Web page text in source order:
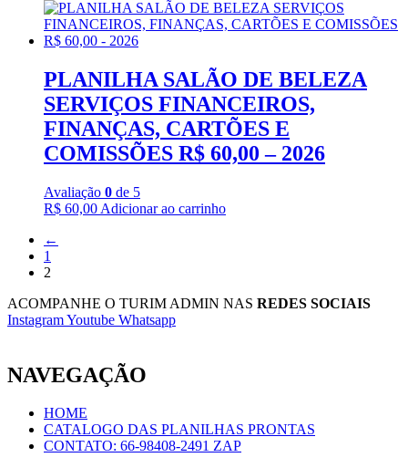
PLANILHA SALÃO DE BELEZA
SERVIÇOS FINANCEIROS,
FINANÇAS, CARTÕES E
COMISSÕES R$ 60,00 – 2026
Avaliação 0 de 5
R$ 60,00 Adicionar ao carrinho
←
1
2
ACOMPANHE O TURIM ADMIN NAS REDES SOCIAIS
InstagramYoutube Whatsapp
NAVEGAÇÃO
HOME
CATALOGO DAS PLANILHAS PRONTAS
CONTATO: 66-98408-2491 ZAP